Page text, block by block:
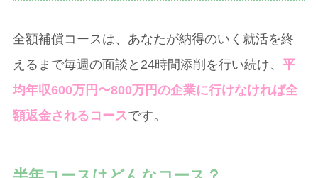
全額補償コースは、あなたが納得のいく就活を終
えるまで毎週の面談と24時間添削を行い続け、 平
均年収600万円〜800万円の企業に行けなければ全
額返金されるコースです。